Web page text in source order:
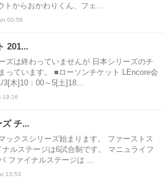
トからおかわりくん、フェ...
00:56
201...
ズは終わっていませんが 日本シリーズのチ
っています。 ■ローソンチケット LEncore会
木]10：00～5[土]18...
19:16
ズ チ...
ックスシリーズ始まります。 ファーストス
ルステージは6試合制です。 マニュライフ
ファイナルステージは ...
13:53